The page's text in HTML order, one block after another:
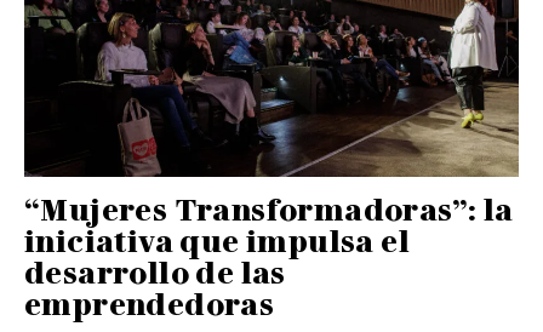
“Mujeres Transformadoras”: la
iniciativa que impulsa el
desarrollo de las
emprendedoras